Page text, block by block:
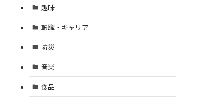
趣味
転職・キャリア
防災
音楽
食品